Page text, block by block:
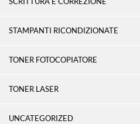
STAMPANTI RICONDIZIONATE
TONER FOTOCOPIATORE
TONER LASER
UNCATEGORIZED